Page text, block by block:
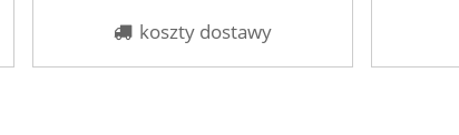
koszty dostawy